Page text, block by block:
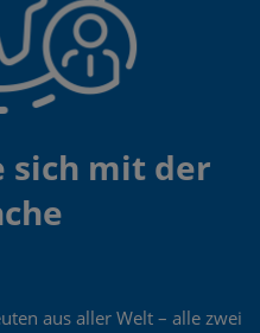
sich mit der
aus aller Welt – alle zwei